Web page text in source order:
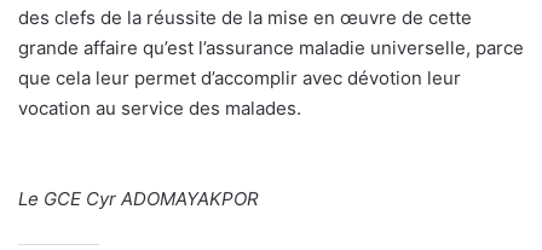
des clefs de la réussite de la mise en œuvre de cette
grande affaire qu’est l’assurance maladie universelle, parce
que cela leur permet d’accomplir avec dévotion leur
vocation au service des malades.
Le GCE Cyr ADOMAYAKPOR